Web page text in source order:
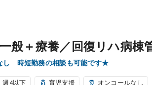
一般＋療養／回復リハ病棟
し 時短勤務の相談も可能です★
週4以下 育児支援 オンコールなし